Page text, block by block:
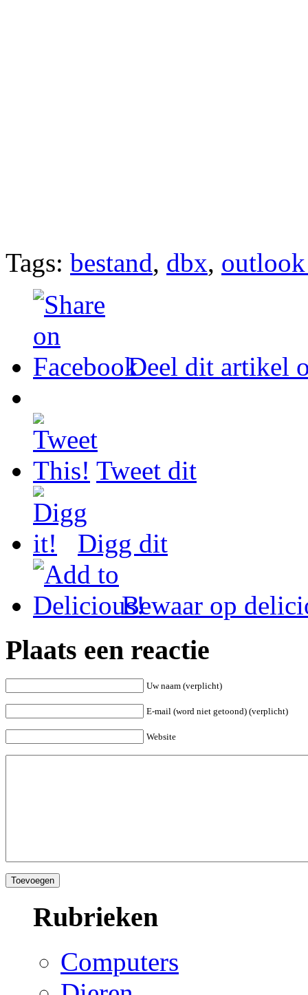
Tags: bestand, dbx, outlook
Deel dit artikel
Tweet dit
Digg dit
Bewaar op
Plaats een reactie
Uw naam (verplicht)
E-mail (word niet getoond) (verplicht)
Website
Rubrieken
Computers